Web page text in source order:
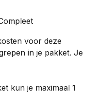
voor deze
in je pakket. Je
kun je maximaal 1